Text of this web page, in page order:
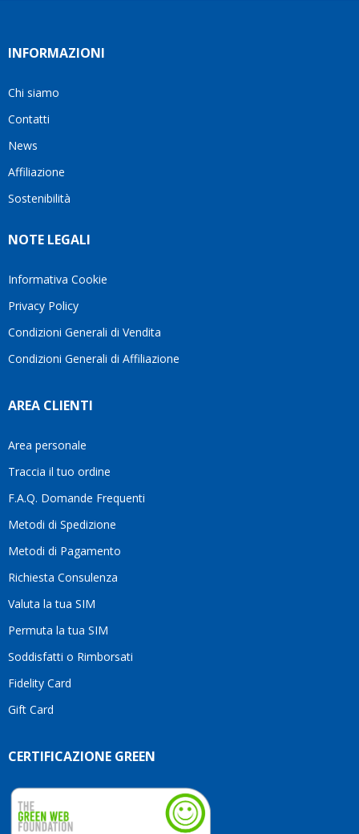
INFORMAZIONI
Chi siamo
Contatti
News
Affiliazione
Sostenibilità
NOTE LEGALI
Informativa Cookie
Privacy Policy
Condizioni Generali di Vendita
Condizioni Generali di Affiliazione
AREA CLIENTI
Area personale
Traccia il tuo ordine
F.A.Q. Domande Frequenti
Metodi di Spedizione
Metodi di Pagamento
Richiesta Consulenza
Valuta la tua SIM
Permuta la tua SIM
Soddisfatti o Rimborsati
Fidelity Card
Gift Card
CERTIFICAZIONE GREEN